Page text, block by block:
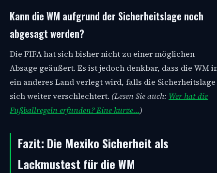
Kann die WM aufgrund der Sicherheitslage noch
abgesagt werden?
Die FIFA hat sich bisher nicht zu einer möglichen
Absage geäußert. Es ist jedoch denkbar, dass die WM
ein anderes Land verlegt wird, falls die Sicherheitslage
sich weiter verschlechtert. (Lesen Sie auch: Wer hat die
Fußballregeln erfunden? Eine kurze…)
Fazit: Die Mexiko Sicherheit als
Lackmustest für die WM